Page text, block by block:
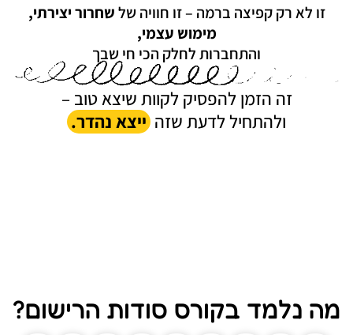
זו לא רק קפיצה ברמה – זו חוויה שלשחרור יצירתי,
מימוש עצמי,
והתחברות לחלק הכי חי שבך
זה הזמן להפסיק לקוות שיצא טוב –
ולהתחיל לדעת שזה ייצא נהדר.
מה נלמד בקורס סודות הרישום?